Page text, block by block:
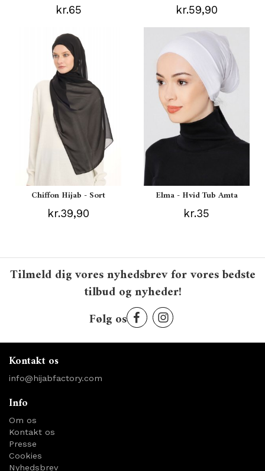
kr.65 kr.59,90
Chiffon Hijab - Sort
kr.39,90
Elma - Hvid Tub Amta
kr.35
Tilmeld dig vores nyhedsbrev for vores bedste
tilbud og nyheder!
Følg os
Kontakt os
info@hijabfactory.com
Info
Om os
Kontakt os
Presse
Cookies
Nyhedsbrev